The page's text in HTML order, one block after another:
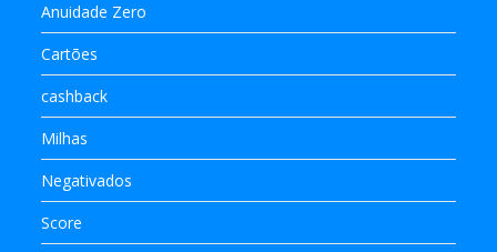
Anuidade Zero
Cartões
cashback
Milhas
Negativados
Score